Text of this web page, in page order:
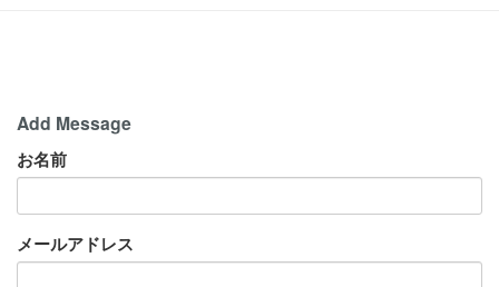
Add Message
お名前
メールアドレス